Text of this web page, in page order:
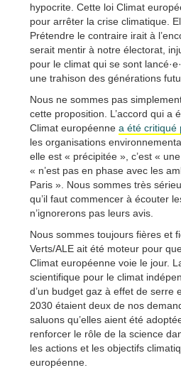
hypocrite. Cette loi Climat
pour arrêter la crise climatique.
Prétendre le contraire irait à
serait mentir à notre électorat,
pour le climat qui se sont
une trahison des générations
Nous ne sommes pas
cette proposition. L’accord qui a
Climat européenne a été critiqué
les organisations
elle est « précipitée », c’est «
« n’est pas en phase avec les
Paris ». Nous sommes très
qu’il faut commencer à écouter
n’ignorerons pas leurs avis.
Nous sommes toujours fières et
Verts/ALE ait été moteur pour
Climat européenne voie le jour.
scientifique pour le climat
d’un budget gaz à effet de serre
2030 étaient deux de nos
saluons qu’elles aient été
renforcer le rôle de la science
les actions et les objectifs
européenne.